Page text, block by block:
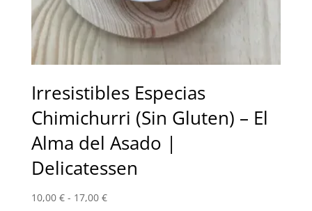
Irresistibles Especias
Chimichurri (Sin Gluten) – El
Alma del Asado |
Delicatessen
10,00 € - 17,00 €Rango